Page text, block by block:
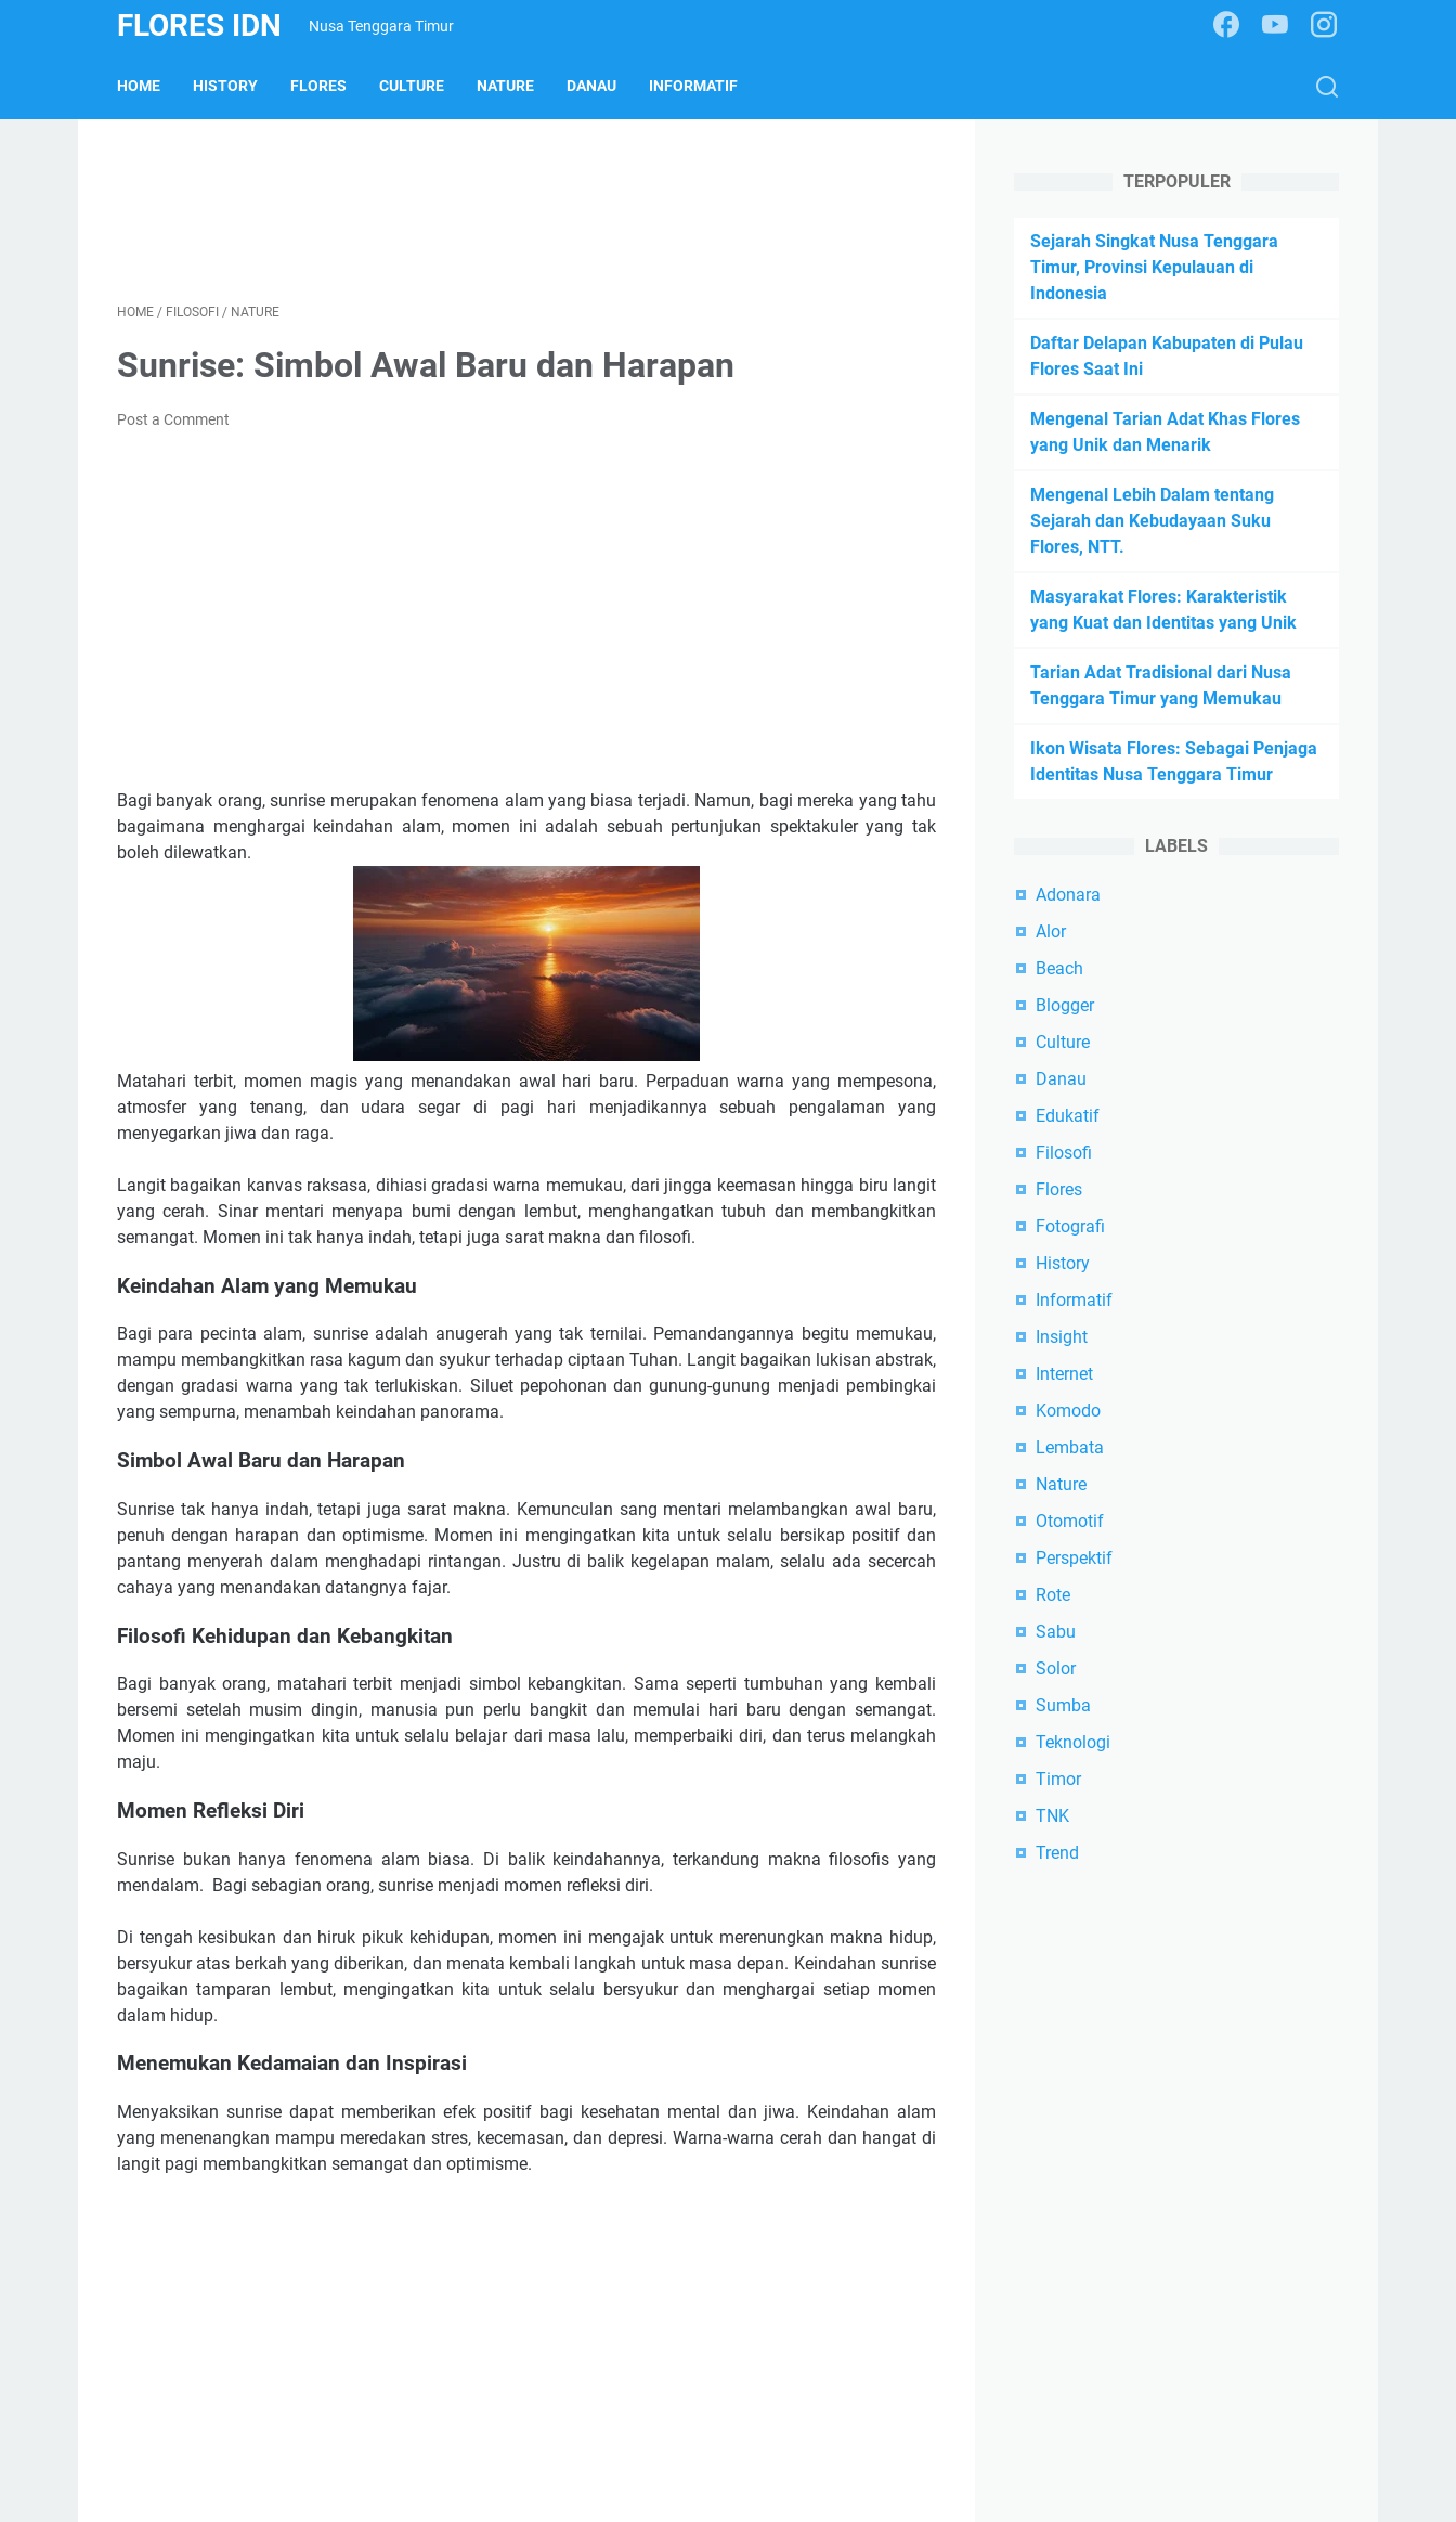
FLORES IDN Nusa Tenggara Timur
HOME HISTORY FLORES CULTURE NATURE DANAU INFORMATIF
HOME / FILOSOFI / NATURE
Sunrise: Simbol Awal Baru dan Harapan
Post a Comment
Bagi banyak orang, sunrise merupakan fenomena alam yang biasa terjadi. Namun, bagi mereka yang tahu
bagaimana menghargai keindahan alam, momen ini adalah sebuah pertunjukan spektakuler yang tak
boleh dilewatkan.
Matahari terbit, momen magis yang menandakan awal hari baru. Perpaduan warna yang mempesona,
atmosfer yang tenang, dan udara segar di pagi hari menjadikannya sebuah pengalaman yang
menyegarkan jiwa dan raga.
Langit bagaikan kanvas raksasa, dihiasi gradasi warna memukau, dari jingga keemasan hingga biru langit
yang cerah. Sinar mentari menyapa bumi dengan lembut, menghangatkan tubuh dan membangkitkan
semangat. Momen ini tak hanya indah, tetapi juga sarat makna dan filosofi.
Keindahan Alam yang Memukau
Bagi para pecinta alam, sunrise adalah anugerah yang tak ternilai. Pemandangannya begitu memukau,
mampu membangkitkan rasa kagum dan syukur terhadap ciptaan Tuhan. Langit bagaikan lukisan abstrak,
dengan gradasi warna yang tak terlukiskan. Siluet pepohonan dan gunung-gunung menjadi pembingkai
yang sempurna, menambah keindahan panorama.
Simbol Awal Baru dan Harapan
Sunrise tak hanya indah, tetapi juga sarat makna. Kemunculan sang mentari melambangkan awal baru,
penuh dengan harapan dan optimisme. Momen ini mengingatkan kita untuk selalu bersikap positif dan
pantang menyerah dalam menghadapi rintangan. Justru di balik kegelapan malam, selalu ada secercah
cahaya yang menandakan datangnya fajar.
Filosofi Kehidupan dan Kebangkitan
Bagi banyak orang, matahari terbit menjadi simbol kebangkitan. Sama seperti tumbuhan yang kembali
bersemi setelah musim dingin, manusia pun perlu bangkit dan memulai hari baru dengan semangat.
Momen ini mengingatkan kita untuk selalu belajar dari masa lalu, memperbaiki diri, dan terus melangkah
maju.
Momen Refleksi Diri
Sunrise bukan hanya fenomena alam biasa. Di balik keindahannya, terkandung makna filosofis yang
mendalam. Bagi sebagian orang, sunrise menjadi momen refleksi diri.
Di tengah kesibukan dan hiruk pikuk kehidupan, momen ini mengajak untuk merenungkan makna hidup,
bersyukur atas berkah yang diberikan, dan menata kembali langkah untuk masa depan. Keindahan sunrise
bagaikan tamparan lembut, mengingatkan kita untuk selalu bersyukur dan menghargai setiap momen
dalam hidup.
Menemukan Kedamaian dan Inspirasi
Menyaksikan sunrise dapat memberikan efek positif bagi kesehatan mental dan jiwa. Keindahan alam
yang menenangkan mampu meredakan stres, kecemasan, dan depresi. Warna-warna cerah dan hangat di
langit pagi membangkitkan semangat dan optimisme.
TERPOPULER
Sejarah Singkat Nusa Tenggara
Timur, Provinsi Kepulauan di
Indonesia
Daftar Delapan Kabupaten di Pulau
Flores Saat Ini
Mengenal Tarian Adat Khas Flores
yang Unik dan Menarik
Mengenal Lebih Dalam tentang
Sejarah dan Kebudayaan Suku
Flores, NTT.
Masyarakat Flores: Karakteristik
yang Kuat dan Identitas yang Unik
Tarian Adat Tradisional dari Nusa
Tenggara Timur yang Memukau
Ikon Wisata Flores: Sebagai Penjaga
Identitas Nusa Tenggara Timur
LABELS
Adonara
Alor
Beach
Blogger
Culture
Danau
Edukatif
Filosofi
Flores
Fotografi
History
Informatif
Insight
Internet
Komodo
Lembata
Nature
Otomotif
Perspektif
Rote
Sabu
Solor
Sumba
Teknologi
Timor
TNK
Trend